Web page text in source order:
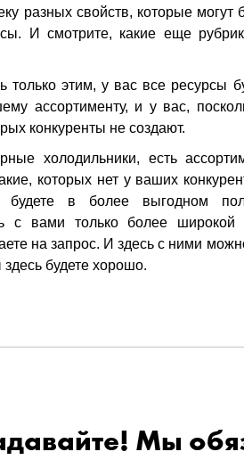
разных свойств, которые
И смотрите, какие еще
только этим, у вас все ресурсы
ассортименту, и у вас,
конкуренты не создают.
холодильники, есть
которых нет у ваших
будете в более выгодном
с вами только более широкой
на запрос. И здесь с ними
будете хорошо.
Мы